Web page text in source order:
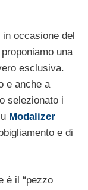
in occasione del
una
esclusiva.
e anche a
selezionato i
Modalizer
e di
è il “pezzo